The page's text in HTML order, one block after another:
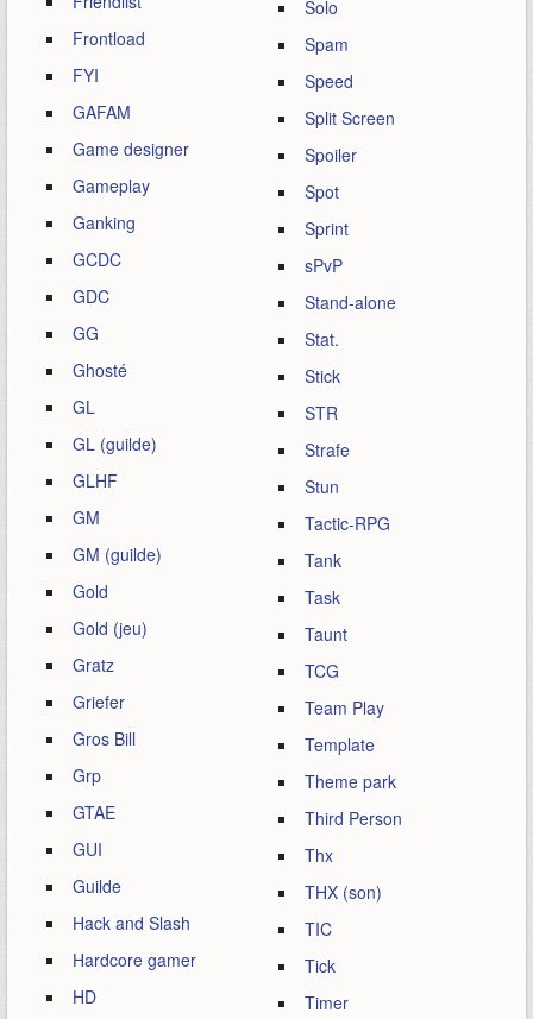
Frontload
FYI
GAFAM
Game designer
Gameplay
Ganking
GCDC
GDC
GG
Ghosté
GL
GL (guilde)
GLHF
GM
GM (guilde)
Gold
Gold (jeu)
Gratz
Griefer
Gros Bill
Grp
GTAE
GUI
Guilde
Hack and Slash
Hardcore gamer
HD
Solo
Spam
Speed
Split Screen
Spoiler
Spot
Sprint
sPvP
Stand-alone
Stat.
Stick
STR
Strafe
Stun
Tactic-RPG
Tank
Task
Taunt
TCG
Team Play
Template
Theme park
Third Person
Thx
THX (son)
TIC
Tick
Timer